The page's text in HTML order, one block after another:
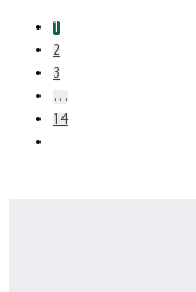
1
2
3
…
14